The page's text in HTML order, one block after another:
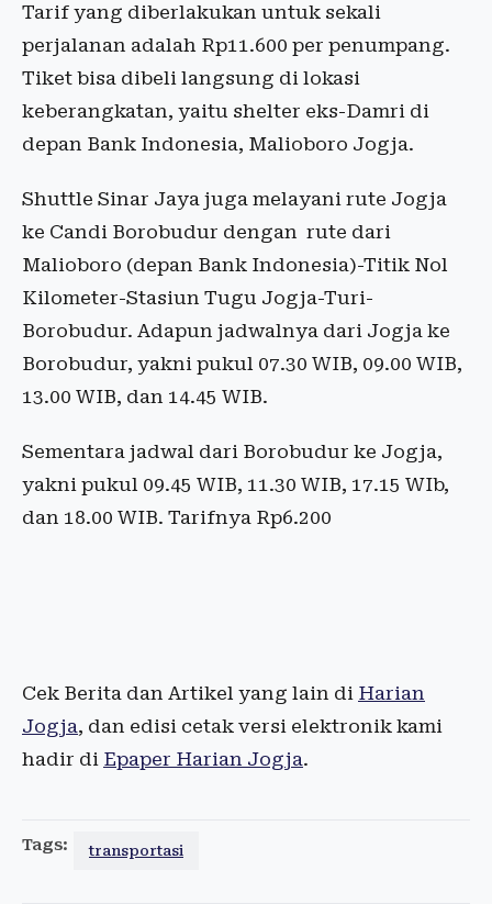
Tarif yang diberlakukan untuk sekali
perjalanan adalah Rp11.600 per penumpang.
Tiket bisa dibeli langsung di lokasi
keberangkatan, yaitu shelter eks-Damri di
depan Bank Indonesia, Malioboro Jogja.
Shuttle Sinar Jaya juga melayani rute Jogja
ke Candi Borobudur dengan rute dari
Malioboro (depan Bank Indonesia)-Titik Nol
Kilometer-Stasiun Tugu Jogja-Turi-
Borobudur. Adapun jadwalnya dari Jogja ke
Borobudur, yakni pukul 07.30 WIB, 09.00 WIB,
13.00 WIB, dan 14.45 WIB.
Sementara jadwal dari Borobudur ke Jogja,
yakni pukul 09.45 WIB, 11.30 WIB, 17.15 WIb,
dan 18.00 WIB. Tarifnya Rp6.200
Cek Berita dan Artikel yang lain di Harian
Jogja, dan edisi cetak versi elektronik kami
hadir di Epaper Harian Jogja.
Tags: transportasi